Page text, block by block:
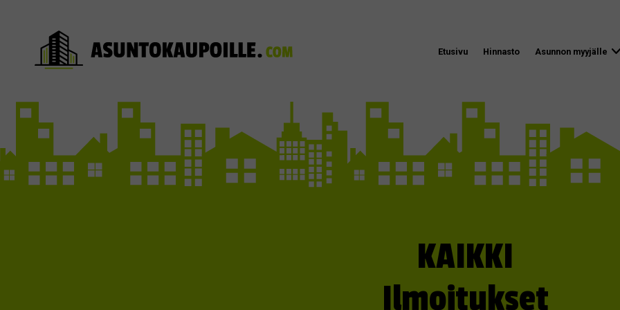
Etusivu Hinnasto Asunnon myyjälle
KAIKKI
Ilmoitukset